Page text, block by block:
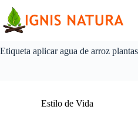
contenido
Etiqueta aplicar agua de arroz plantas
Estilo de Vida